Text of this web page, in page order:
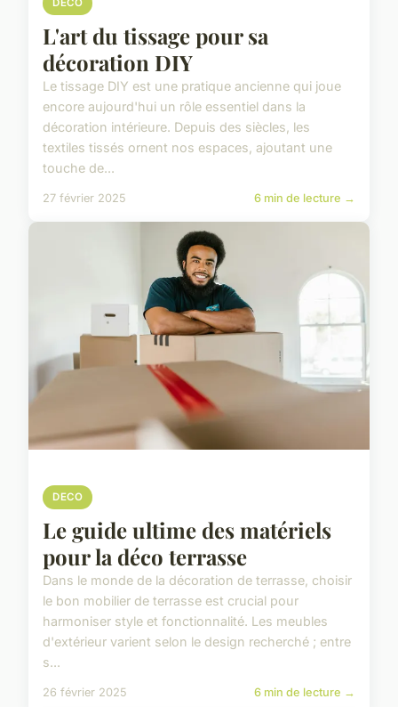
L'art du tissage pour sa
décoration DIY
Le tissage DIY est une pratique ancienne qui joue
encore aujourd'hui un rôle essentiel dans la
décoration intérieure. Depuis des siècles, les
textiles tissés ornent nos espaces, ajoutant une
touche de...
27 février 2025 6 min de lecture →
DECO
Le guide ultime des matériels
pour la déco terrasse
Dans le monde de la décoration de terrasse, choisir
le bon mobilier de terrasse est crucial pour
harmoniser style et fonctionnalité. Les meubles
d'extérieur varient selon le design recherché ; entre
s...
26 février 2025 6 min de lecture →